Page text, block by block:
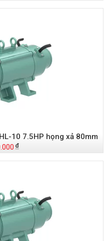
10 7.5HP họng xả 80mm